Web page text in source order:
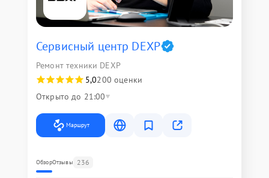
Сервисный центр DEXP
Ремонт техники DEXP
5,0200 оценки
Открыто до 21:00
Маршрут
ОбзорОтзывы 236